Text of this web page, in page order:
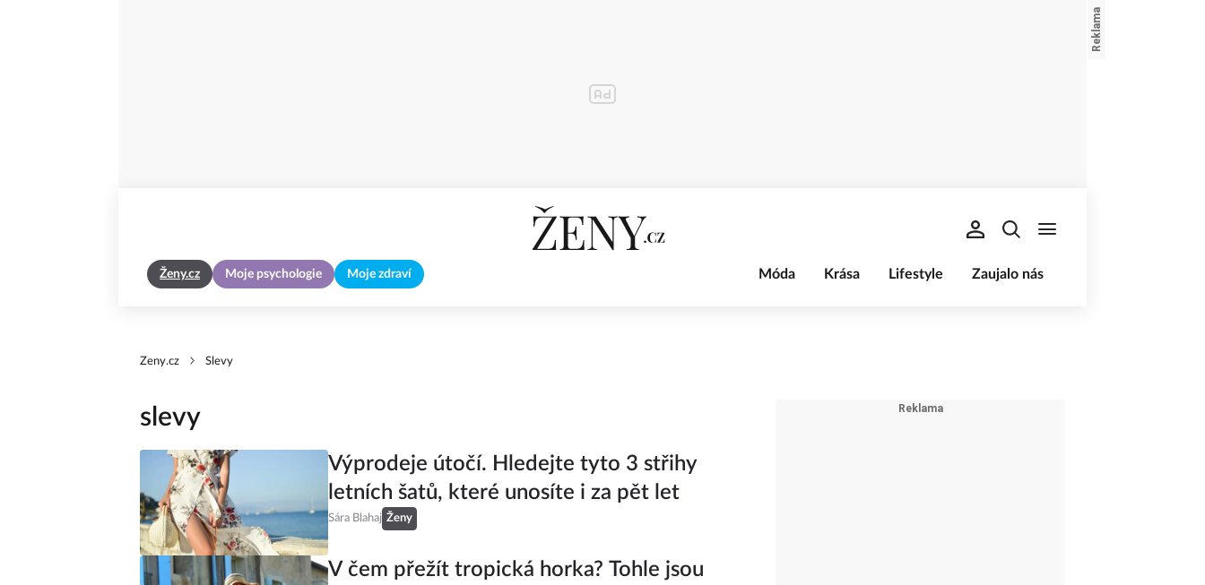
Ženy.cz Moje psychologie Moje zdraví Móda Krása Lifestyle Zaujalo nás
Zeny.cz Slevy
slevy
Výprodeje útočí. Hledejte tyto 3 střihy
letních šatů, které unosíte i za pět let
Sára Blahaj Ženy
V čem přežít tropická horka? Tohle jsou